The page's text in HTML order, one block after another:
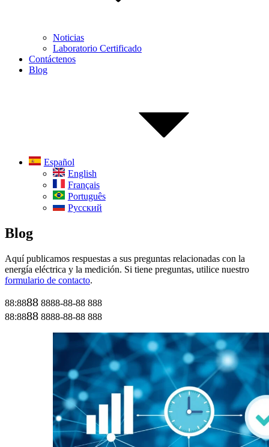
Noticias
Laboratorio Certificado
Contáctenos
Blog
Español
English
Français
Português
Русский
Blog
Aquí publicamos respuestas a sus preguntas relacionadas con la
energía eléctrica y la medición. Si tiene preguntas, utilice nuestro
formulario de contacto.
88:8888 8888-88-88 888
88:8888 8888-88-88 888